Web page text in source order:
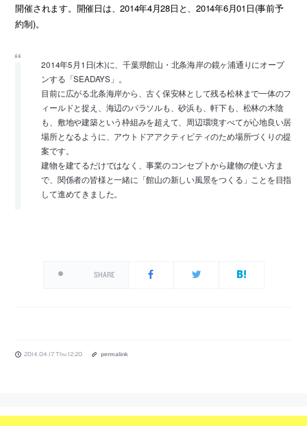
開催されます。開催日は、2014年4月28日と、2014年6月01日(事前予
約制)。
2014年5月1日(木)に、千葉県館山・北条海岸の鏡ヶ浦通りにオープ
ンする「SEADAYS」。
目前に広がる北条海岸から、古く保安林として残る松林まで一体のフ
ィールドと捉え、海辺のパラソルも、砂浜も、軒下も、松林の木陰
も、敷地や建築という枠組みを超えて、周辺環境すべてが心地良い居
場所となるように、アウトドアアクティビティのため場所づくりの提
案です。
建物を建てるだけではなく、事業のコンセプトから建物の使い方ま
で、関係者の皆様と一緒に「館山の新しい風景をつくる」ことを目指
して進めてきました。
SHARE
2014.04.17 Thu 12:20 permalink